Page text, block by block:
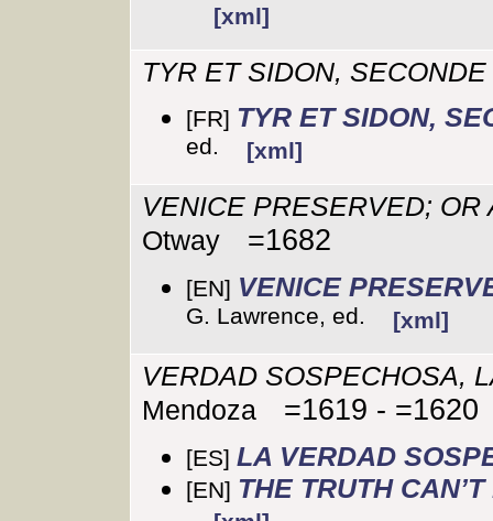
[xml]
TYR ET SIDON,
[FR] TYR ET SIDON,
ed.
[xml]
VENICE PRESERVED; OR
Otway
=1682
[EN] VENICE
G. Lawrence, ed.
[xml]
VERDAD SOSPECHOSA,
Mendoza
=1619 - =1620
[ES] LA VERDAD
[EN] THE TRUTH